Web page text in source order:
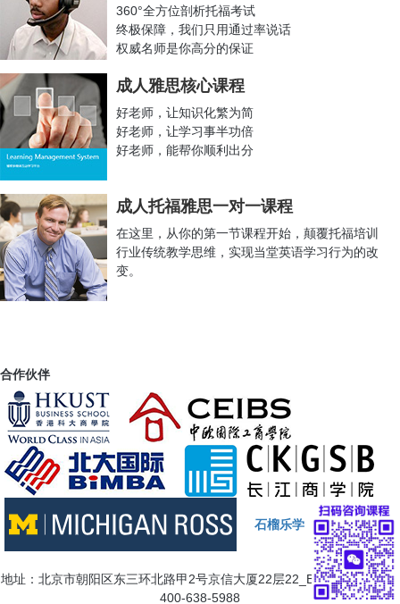
Program
恭喜博智教育L同学获得克拉克大学-Full time MBA
恭喜博智教育L同学获得匹兹堡大学-MS in Accounting and
Business Analytics
恭喜博智教育Z
恭喜博智教育J同学获得约翰霍普金斯--MS IN BUSINESS
ANALYTICS AND RISK MANAGEMENT录取
2020U.S.NEWS法学院排名公布
恭喜博智教育Z同学获得东北大学-Corporate
and Organizational
Communication, MS录取
恭喜博智教育Y同学获得伊利诺伊大学厄巴纳香槟校区-Champaign
Master of Science in Business Administration with an International
Management Focus录取
恭喜博智教育Z同学获得BIMBA
恭喜博智教育W
(MSF)-STEM录取
恭喜博智教育S同学获得布兰迪斯大学-Masterof Science in
Business Analytics $10,000奖学金录取
恭喜博智教育L同学获哥伦比亚大学--Master of Science in
Enterprise Risk Management录取
恭喜博智教育Z同学获得悉尼大学-Master
of Commerce with
specialization in Marketing录取
Master of Public
恭喜博智教育S同学获得约翰霍普金斯大学-MS
IN BUSINESS
360°全方位剖析托福考试
终极保障，我们只用通过率说话
权威名师是你高分的保证
成人雅思核心课程
好老师，让知识化繁为简
好老师，让学习事半功倍
好老师，能帮你顺利出分
成人托福雅思一对一课程
在这里，从你的第一节课程开始，颠覆托福培训
行业传统教学思维，实现当堂英语学习行为的改
变。
合作伙伴
石榴乐学
地址：北京市朝阳区东三环北路甲2号京信大厦22层22_B7三 咨询电话：
400-638-5988